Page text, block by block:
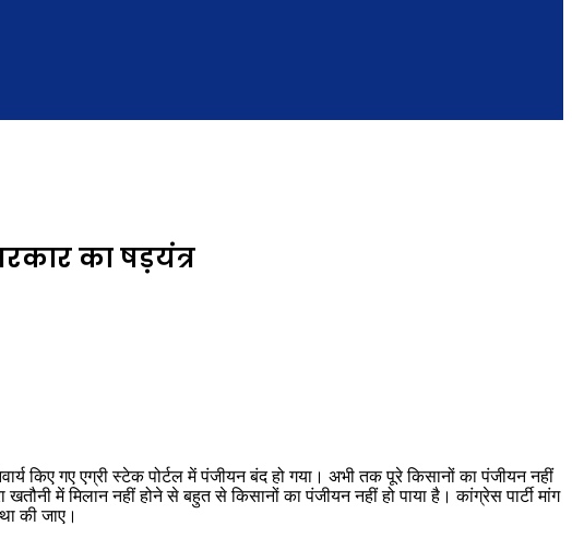
का षड़यंत्र
किए गए एग्री स्टेक पोर्टल में पंजीयन बंद हो गया। अभी तक पूरे किसानों का पंजीयन नहीं
में मिलान नहीं होने से बहुत से किसानों का पंजीयन नहीं हो पाया है। कांग्रेस पार्टी मांग
की जाए।